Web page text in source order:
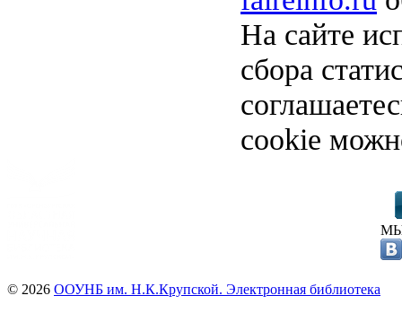
На сайте
сбора
cookie
© 2026 ООУНБ им. Н.К.Крупской. Электронная библиотека